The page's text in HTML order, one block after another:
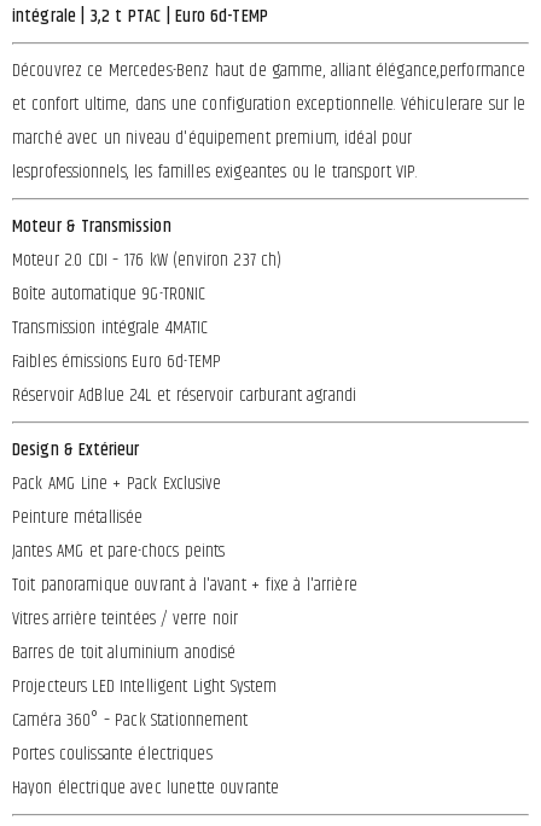
intégrale | 3,2 t PTAC | Euro 6d-TEMP
Découvrez ce Mercedes-Benz haut de gamme, alliant élégance,performance
et confort ultime, dans une configuration exceptionnelle. Véhiculerare sur le
marché avec un niveau d'équipement premium, idéal pour
lesprofessionnels, les familles exigeantes ou le transport VIP.
Moteur & Transmission
Moteur 2.0 CDI – 176 kW (environ 237 ch)
Boîte automatique 9G-TRONIC
Transmission intégrale 4MATIC
Faibles émissions Euro 6d-TEMP
Réservoir AdBlue 24L et réservoir carburant agrandi
Design & Extérieur
Pack AMG Line + Pack Exclusive
Peinture métallisée
Jantes AMG et pare-chocs peints
Toit panoramique ouvrant à l'avant + fixe à l'arrière
Vitres arrière teintées / verre noir
Barres de toit aluminium anodisé
Projecteurs LED Intelligent Light System
Caméra 360° – Pack Stationnement
Portes coulissante électriques
Hayon électrique avec lunette ouvrante